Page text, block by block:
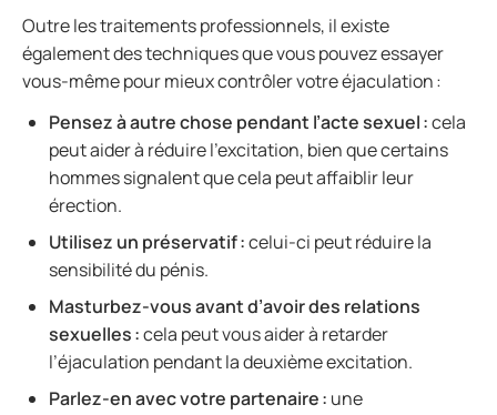
Outre les traitements professionnels, il existe
également des techniques que vous pouvez essayer
vous-même pour mieux contrôler votre éjaculation :
Pensez à autre chose pendant l’acte sexuel:cela
peut aider à réduire l’excitation, bien que certains
hommes signalent que cela peut affaiblir leur
érection.
Utilisez un préservatif:celui-ci peut réduire la
sensibilité du pénis.
Masturbez-vous avant d’avoir des relations
sexuelles :cela peut vous aider à retarder
l’éjaculation pendant la deuxième excitation.
Parlez-en avec votre partenaire: une